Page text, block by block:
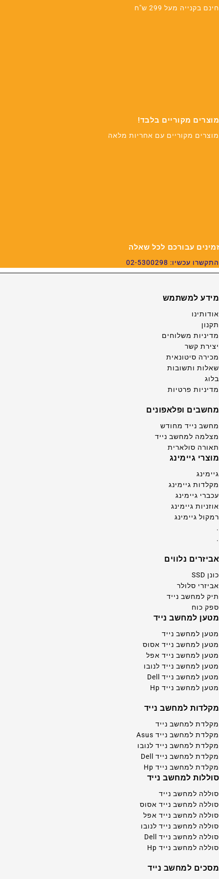
חינם בקנייה מעל 299 ש"ח
מוצרים מקוריים בלבד!
מוצרים מקוריים עם אחריות מלאה
זמינים עבורכם לכל שאלה
התקשרו עכשיו: 02-5300298
מידע למשתמש
אודותינו
תקנון
מדיניות משלוחים
יצירת קשר
מכירה סיטונאית
שאלות ותשובות
בלוג
מדיניות פרטיות
מחשבים ופלאפונים
מחשב נייד מחודש
מצלמה למחשב נייד
תאורה סולארית
מוצרי גיימינג
גיימינג
מקלדות גיימינג
עכברי גיימינג
אוזניות גיימינג
רמקול גיימינג
.
.
אביזרים נלווים
כונן SSD
אביזרי סלולר
תיק למחשב נייד
ספק כוח
מטען למחשב נייד
מטען למחשב נייד
מטען למחשב נייד אסוס
מטען למחשב נייד אפל
מטען למחשב נייד לנובו
מטען למחשב נייד Dell
מטען למחשב נייד Hp
מקלדות למחשב נייד
מקלדת למחשב נייד
מקלדת למחשב נייד Asus
מקלדת למחשב נייד לנובו
מקלדת למחשב נייד Dell
מקלדת למחשב נייד Hp
סוללות למחשב נייד
סוללה למחשב נייד
סוללה למחשב נייד אסוס
סוללה למחשב נייד אפל
סוללה למחשב נייד לנובו
סוללה למחשב נייד Dell
סוללה למחשב נייד Hp
מסכים למחשב נייד